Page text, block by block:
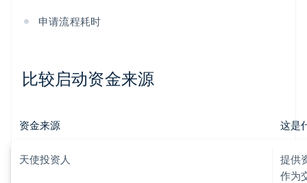
申请流程耗时
比较启动资金来源
资金来源 这是
天使投资人
提供
作为